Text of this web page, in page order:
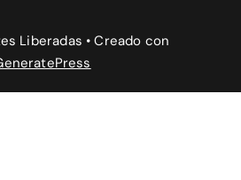
Liberadas • Creado con